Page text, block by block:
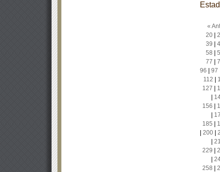
«
20|
39
58
77
96
97
112
127
156
185
200|
229
258